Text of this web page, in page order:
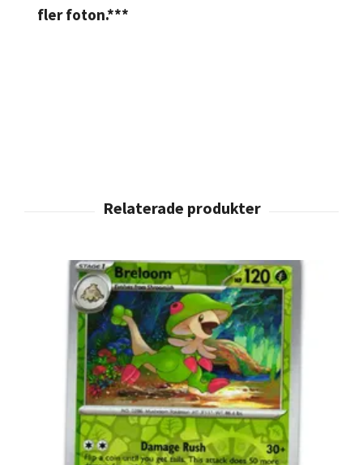
fler foton.***